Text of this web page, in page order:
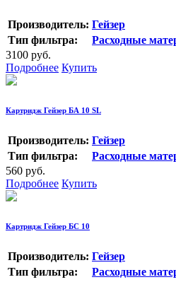
Производитель: Гейзер
Тип фильтра:
Расходные
3100 руб.
Подробнее Купить
Картридж Гейзер БА 10 SL
Производитель: Гейзер
Тип фильтра:
Расходные
560 руб.
Подробнее Купить
Картридж Гейзер БС 10
Производитель: Гейзер
Тип фильтра:
Расходные